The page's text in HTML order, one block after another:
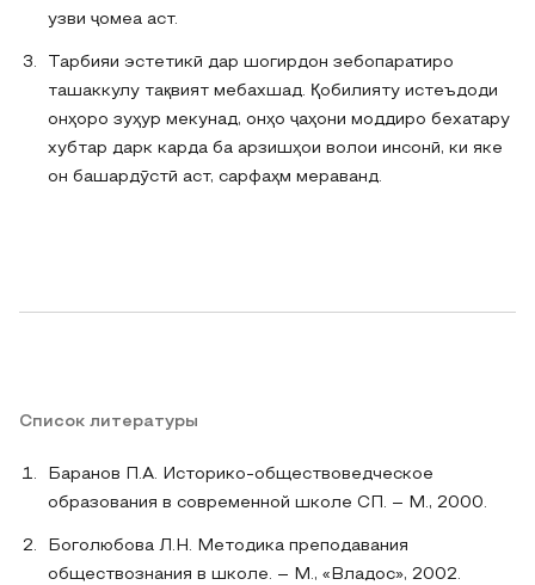
узви ҷомеа аст.
Тарбияи эстетикӣ дар шогирдон зебопаратиро
ташаккулу тақвият мебахшад. Қобилияту истеъдоди
онҳоро зуҳур мекунад, онҳо ҷаҳони моддиро бехатару
хубтар дарк карда ба арзишҳои волои инсонӣ, ки яке
он башардӯстӣ аст, сарфаҳм мераванд.
Список литературы
Баранов П.А. Историко-обществоведческое
образования в современной школе СП. – М., 2000.
Боголюбова Л.Н. Методика преподавания
обществознания в школе. – М., «Владос», 2002.